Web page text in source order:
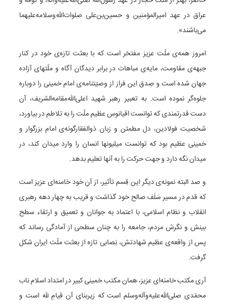
عراق در عهد امیرالمؤمنین و حسین‌بن‌علی صلوات‌الله‌وسلامه‌علیهما
می‌باشند».
امروز همه‌ی ملّت عزیز مفتخر است که با بعثت تازه‌ی خود در کنار
جبهه‌ی مقاومت، مایه‌ی مباهات در برابر دیدگان آگاه و ملّتهای آزاده
جهان شده است و صِدق این فراز از وصیّتنامه‌ی امام خمینی را دوباره
جلوه‌گر نموده است. به تعبیر رهبر شهید اعلی‌الله‌مقامه‌الشریف، آن
دست قدرتمندی که توانست اقیانوس عظیم ملّت را به تلاطم در بیاورد،
شخصیت فولادین، دل مطمئن و زبان ذوالفقارگونه‌ی امام بزرگوار و
خمینی عظیم بود که توانست میلیونها انسان را وارد میدان کند، در
میدان نگه دارد و جهت حرکت را به آنها تعلیم بدهد.
و صد البته نمونه‌ی دیگر این قِسم تأثیر، از آنِ خود خامنه‌ای عزیز است
که قدم در مسیر سَلَف صالح خود گذاشت و قریب به چهار دهه رهبری
انقلاب و نظام اسلامی، با اعتماد به جوانان و تعمیق و ارتقاء سطح
بینش و نگرش مردم، جامعه را به چنان سطحی از آمادگی رساند که
پس از واقعه‌‌ی عظیم شهادتش، نِصابی تازه از بعثت ملّت ایران شکل
گرفت.
آری مکتب خامنه‌ای عزیز، همان مکتب خمینی کبیر در امتداد اسلام ناب
محمّدی صلی‌الله‌علیه‌وآله‌وسلم است که زیربنای آن قیامِ لله است و